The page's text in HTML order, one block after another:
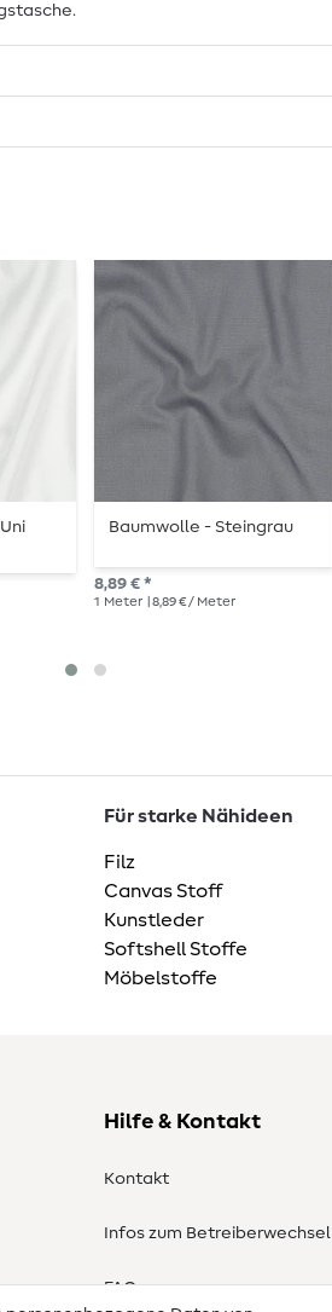
Baumwolle - Steingrau
8,89 € *
1 Meter | 8,89 € / Meter
Für starke Nähideen
Filz
Canvas Stoff
Kunstleder
Softshell Stoffe
Möbelstoffe
Hilfe & Kontakt
Kontakt
Infos zum Betreiberwechsel
FAQ